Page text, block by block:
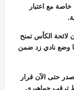
مع اعتبار
لائحة الكأس تمنح
وضع نادي زد ضمن
حتى الآن قرار
ترقب جماهيري